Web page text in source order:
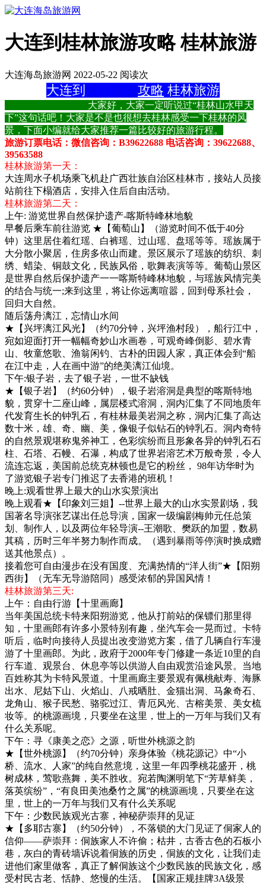
大连到桂林旅游攻略 桂林旅游
大连海岛旅游网 2022-05-22 阅读次
大连到 攻略 桂林旅游
大家好，大家一定听说过“桂林山水甲天
下”这句话吧！大家是不是也很想去桂林感受一下桂林的风
景，下面小编就给大家推荐一篇比较好的旅游行程。
旅游订票电话：微信咨询：B39622688 电话咨询：39622688、
39563588
桂林旅游第一天：
大连周水子机场乘飞机赴广西壮族自治区桂林市，接站人员接
站前往下榻酒店，安排入住后自由活动。
桂林旅游第二天：
上午: 游览世界自然保护遗产-喀斯特峰林地貌
早餐后乘车前往游览 ★【葡萄山】（游览时间不低于40分
钟）这里居住着红瑶、白裤瑶、过山瑶、盘瑶等等。瑶族属于
大分散小聚居，住房多依山而建。景区展示了瑶族的纺织、刺
绣、蜡染、铜鼓文化，民族风俗，歌舞表演等等。葡萄山景区
是世界自然后保护遗产一一喀斯特峰林地貌，与瑶族风情完美
的结合与统一;来到这里，将让你远离喧嚣，回到母系社会，
回归大自然。
随后荡舟漓江，忘情山水间
★【兴坪漓江风光】（约70分钟，兴坪渔村段），船行江中，
宛如迎面打开一幅幅奇妙山水画卷，可观奇峰倒影、碧水青
山、牧童悠歌、渔翁闲钓、古朴的田园人家，真正体会到“船
在江中走，人在画中游”的绝美漓江仙境。
下午:银子岩，去了银子岩，一世不缺钱
★【银子岩】（约60分钟），银子岩溶洞是典型的喀斯特地
貌，贯穿十二座山峰，属层楼式溶洞，洞内汇集了不同地质年
代发育生长的钟乳石，有桂林最美岩洞之称，洞内汇集了高达
数十米，雄、奇、幽、美，像银子似钻石的钟乳石。洞内奇特
的自然景观堪称鬼斧神工，色彩缤纷而且形象各异的钟乳石石
柱、石塔、石幔、石瀑，构成了世界岩溶艺术万般奇景，令人
流连忘返，美国前总统克林顿也是它的粉丝， 98年访华时为
了游览银子岩专门推迟了去香港的班机！
晚上:观看世界上最大的山水实景演出
晚上观看★【印象刘三姐】--世界上最大的山水实景剧场，我
国著名导演张艺谋出任总导演，国家一级编剧梅帅元任总策
划、制作人，以及两位年轻导演--王潮歌、樊跃的加盟，数易
其稿，历时三年半努力制作而成。（遇到暴雨等停演时换成赠
送其他景点）。
接着您可自由漫步在没有国度、充满热情的“洋人街”★【阳朔
西街】（无车无导游陪同）感受浓郁的异国风情！
桂林旅游第三天:
上午：自由行游【十里画廊】
当年美国总统卡特来阳朔游览，他从打前站的保镖们那里得
知，十里画郎有许多小景特别有趣，坐汽车会一晃而过。卡特
听后，临时向接待人员提出改变游览方案，借了几辆自行车漫
游了十里画郎。为此，政府于2000年专门修建一条近10里的自
行车道、观景台、休息亭等以供游人自由观赏沿途风景。当地
百姓称其为卡特风景道。十里画廊主要景观有佩桃献寿、海豚
出水、尼姑下山、火焰山、八戒晒肚、金猫出洞、马象奇石、
龙角山、猴子民愁、骆驼过江、青厄风光、古榕美景、美女梳
妆等。的桃源画境，只要坐在这里，世上的一万年与我们又有
什么关系呢。
下午：寻《康美之恋》之源，听世外桃源之韵
★【世外桃源】（约70分钟）亲身体验《桃花源记》中“小
桥、流水、人家”的纯自然意境，这里一年四季桃花盛开，桃
树成林，莺歌燕舞，美不胜收。宛若陶渊明笔下“芳草鲜美，
落英缤纷”，“有良田美池桑竹之属”的桃源画境，只要坐在这
里，世上的一万年与我们又有什么关系呢
下午：少数民族观光古寨，神秘萨崇拜的见证
★【多耶古寨】（约50分钟），不落锁的大门见证了侗家人的
信仰——萨崇拜：侗族家人不许偷；枯井，古香古色的石板小
巷，灰白的青砖墙诉说着侗族的历史，侗族的文化，让我们走
进他们家里做客，真正了解侗族这个少数民族的民族文化，感
受村民古老、恬静、悠慢的生活。【国家正规挂牌3A级景